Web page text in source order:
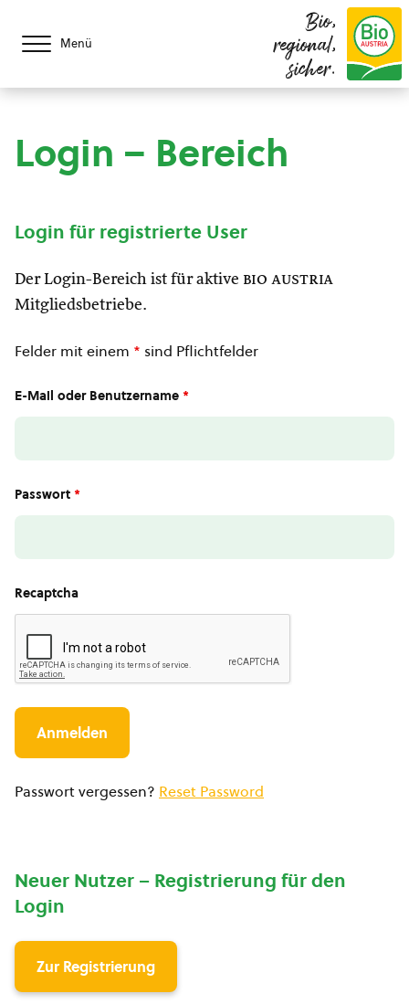
Menü
Bio,
regional,
sicher.
Login – Bereich
Login für registrierte User
Der Login-Bereich ist für aktive bio austria
Mitgliedsbetriebe.
Felder mit einem * sind Pflichtfelder
E-Mail oder Benutzername *
Passwort *
Recaptcha
Passwort vergessen? Reset Password
Neuer Nutzer – Registrierung für den
Login
Zur Registrierung